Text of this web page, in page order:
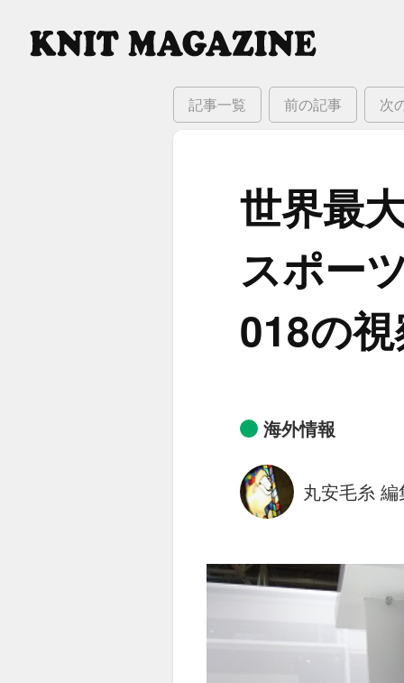
記事一覧 前の記事 次
世界最
スポー
018の​
海外情報
丸安毛糸